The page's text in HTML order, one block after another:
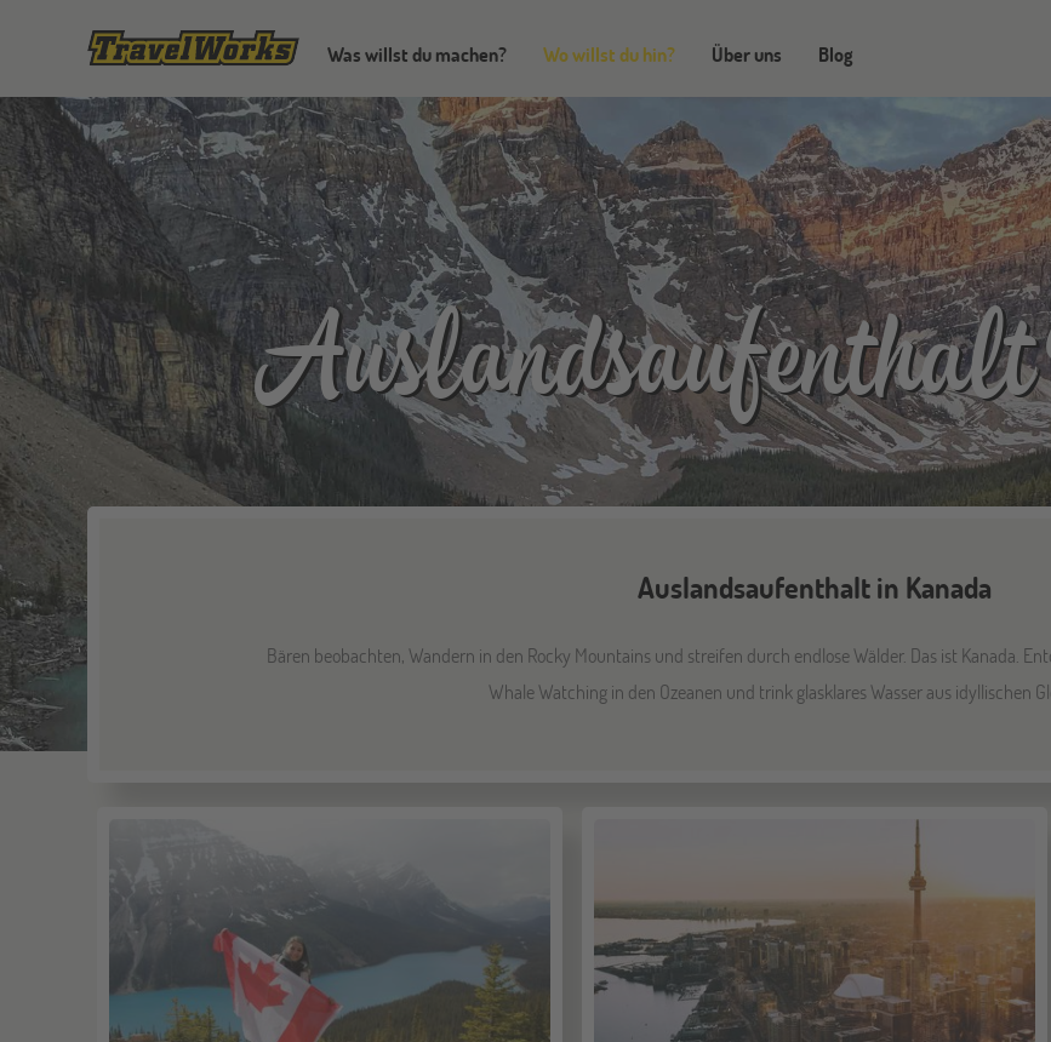
Was willst du machen? Wo willst du hin? Über uns Blog
Auslandsaufenthalt in Kanada
Bären beobachten, Wandern in den Rocky Mountains und streifen durch endlose Wälder. Das ist Kanada.
Whale Watching in den Ozeanen und trink glasklares Wasser aus idyllischen